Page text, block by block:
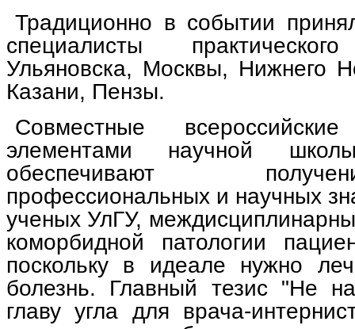
Традиционно в событии
специалисты
Ульяновска, Москвы, Нижнего
Казани, Пензы.
Совместные
элементами научной
обеспечивают
профессиональных и научных
ученых УлГУ,
коморбидной патологии
поскольку в идеале нужно
болезнь. Главный тезис "Не
главу угла для врача-